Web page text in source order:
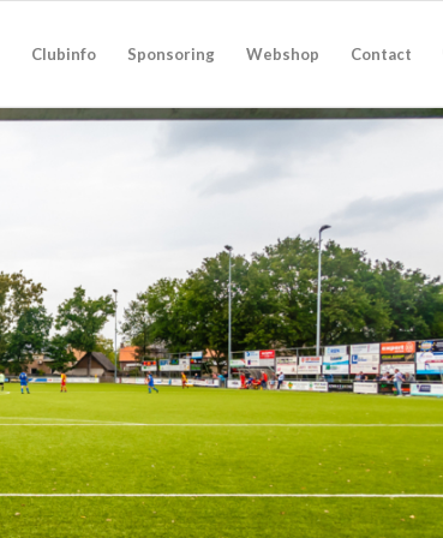
Clubinfo Sponsoring Webshop Contact